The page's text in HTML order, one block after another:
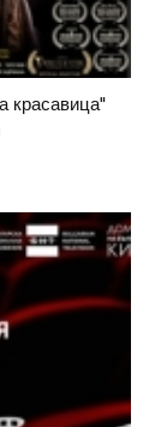
красавица"